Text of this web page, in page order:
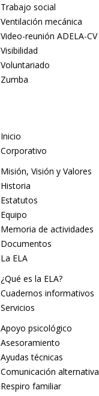
Trabajo social
Ventilación mecánica
Video-reunión ADELA-CV
Visibilidad
Voluntariado
Zumba
Inicio
Corporativo
Misión, Visión y Valores
Historia
Estatutos
Equipo
Memoria de actividades
Documentos
La ELA
¿Qué es la ELA?
Cuadernos informativos
Servicios
Apoyo psicológico
Asesoramiento
Ayudas técnicas
Comunicación alternativa
Respiro familiar